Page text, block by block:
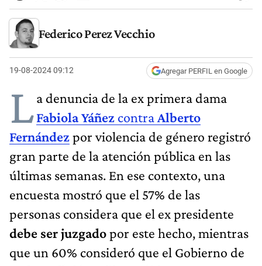
Federico Perez Vecchio
19-08-2024 09:12 Agregar PERFIL en Google
La denuncia de la ex primera dama
Fabiola Yáñez contraAlberto
Fernándezpor violencia de género registró
gran parte de la atención pública en las
últimas semanas. En ese contexto, una
encuesta mostró que el 57% de las
personas considera que el ex presidente
debe ser juzgadopor este hecho, mientras
que un 60% consideró que el Gobierno de